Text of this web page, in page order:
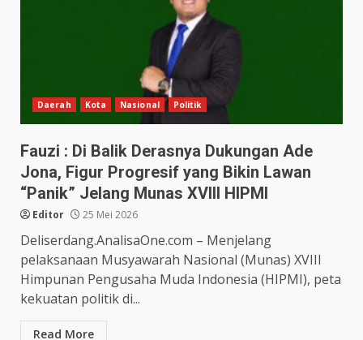
Daerah Kota Nasional Politik
Fauzi : Di Balik Derasnya Dukungan Ade
Jona, Figur Progresif yang Bikin Lawan
“Panik” Jelang Munas XVIII HIPMI
Editor 25 Mei 2026
Deliserdang.AnalisaOne.com – Menjelang
pelaksanaan Musyawarah Nasional (Munas) XVIII
Himpunan Pengusaha Muda Indonesia (HIPMI), peta
kekuatan politik di...
Read More